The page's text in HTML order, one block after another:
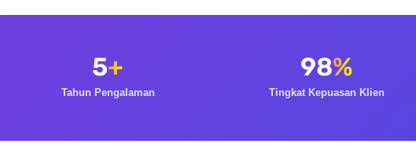
5+
Tahun Pengalaman
98%
Tingkat Kepuasan Klien